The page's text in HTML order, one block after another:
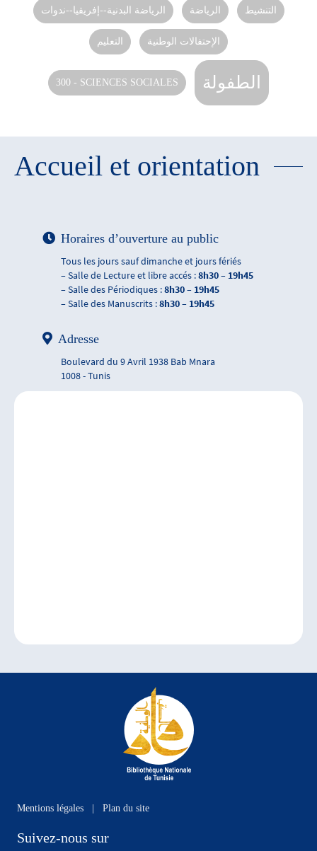
الرياضة البدنية--إفريقيا--ندوات الرياضة التنشيط
التعليم الإحتفالات الوطنية
300 - SCIENCES SOCIALES الطفولة
Accueil et orientation
Horaires d’ouverture au public
Tous les jours sauf dimanche et jours fériés
– Salle de Lecture et libre accés :8h30 – 19h45
– Salle des Périodiques :8h30 – 19h45
– Salle des Manuscrits :8h30 – 19h45
Adresse
Boulevard du 9 Avril 1938 Bab Mnara
1008 - Tunis
Mentions légales Plan du site
Suivez-nous sur